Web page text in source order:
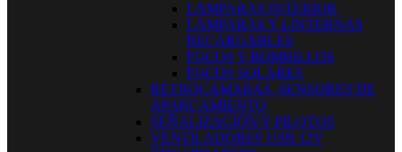
LAMPARAS INTERIOR
LAMPARAS Y LINTERNAS
RECARGABLES
FOCOS Y BOMBILLOS
FOCOS SOLARES
RETROCAMARAS, SENSORES DE
APARCAMIENTO
SEÑALIZACIÓN Y PILOTOS
VENTILADORES USB 12V